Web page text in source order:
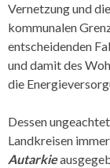
Vernetzung und
kommunalen
entscheidenden
und damit des
die
Dessen
Landkreisen
Autarkie